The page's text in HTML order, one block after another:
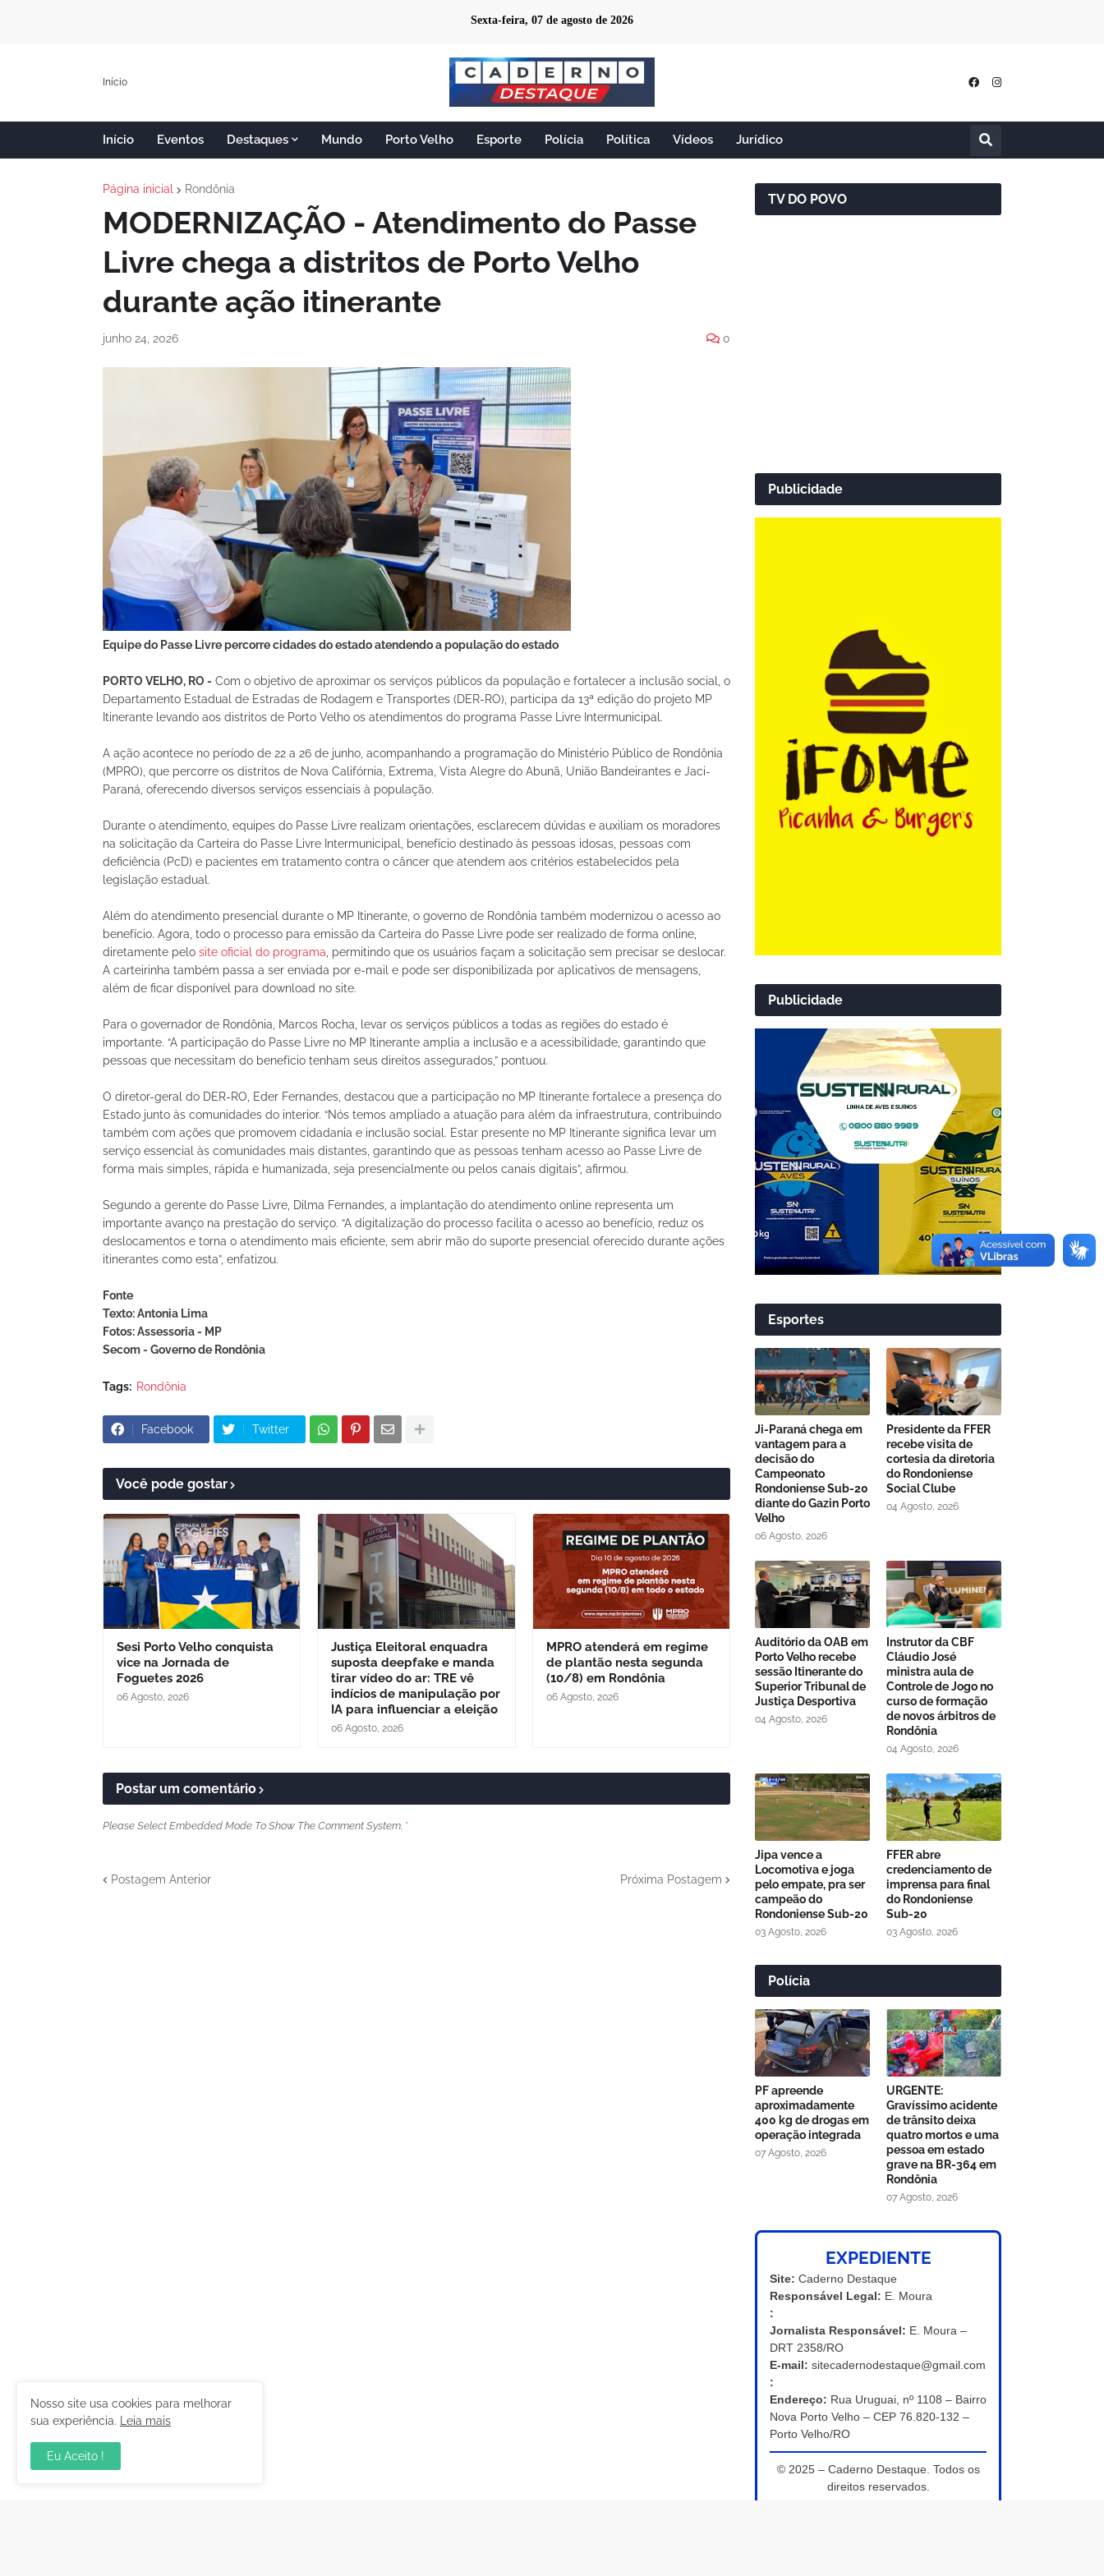
Sexta-feira, 07 de agosto de 2026
Início
Início Eventos Destaques Mundo Porto Velho Esporte Polícia Política Vídeos Jurídico
Página inicial Rondônia
MODERNIZAÇÃO - Atendimento do Passe
Livre chega a distritos de Porto Velho
durante ação itinerante
junho 24, 2026 0
Equipe do Passe Livre percorre cidades do estado atendendo a população do estado
PORTO VELHO, RO - Com o objetivo de aproximar os serviços públicos da população e fortalecer a inclusão social, o
Departamento Estadual de Estradas de Rodagem e Transportes (DER-RO), participa da 13ª edição do projeto MP
Itinerante levando aos distritos de Porto Velho os atendimentos do programa Passe Livre Intermunicipal.
A ação acontece no período de 22 a 26 de junho, acompanhando a programação do Ministério Público de Rondônia
(MPRO), que percorre os distritos de Nova Califórnia, Extrema, Vista Alegre do Abunã, União Bandeirantes e Jaci-
Paraná, oferecendo diversos serviços essenciais à população.
Durante o atendimento, equipes do Passe Livre realizam orientações, esclarecem dúvidas e auxiliam os moradores
na solicitação da Carteira do Passe Livre Intermunicipal, benefício destinado às pessoas idosas, pessoas com
deficiência (PcD) e pacientes em tratamento contra o câncer que atendem aos critérios estabelecidos pela
legislação estadual.
Além do atendimento presencial durante o MP Itinerante, o governo de Rondônia também modernizou o acesso ao
benefício. Agora, todo o processo para emissão da Carteira do Passe Livre pode ser realizado de forma online,
diretamente pelo site oficial do programa , permitindo que os usuários façam a solicitação sem precisar se deslocar.
A carteirinha também passa a ser enviada por e-mail e pode ser disponibilizada por aplicativos de mensagens,
além de ficar disponível para download no site.
Para o governador de Rondônia, Marcos Rocha, levar os serviços públicos a todas as regiões do estado é
importante. “A participação do Passe Livre no MP Itinerante amplia a inclusão e a acessibilidade, garantindo que
pessoas que necessitam do benefício tenham seus direitos assegurados,” pontuou.
O diretor-geral do DER-RO, Eder Fernandes, destacou que a participação no MP Itinerante fortalece a presença do
Estado junto às comunidades do interior. “Nós temos ampliado a atuação para além da infraestrutura, contribuindo
também com ações que promovem cidadania e inclusão social. Estar presente no MP Itinerante significa levar um
serviço essencial às comunidades mais distantes, garantindo que as pessoas tenham acesso ao Passe Livre de
forma mais simples, rápida e humanizada, seja presencialmente ou pelos canais digitais”, afirmou.
Segundo a gerente do Passe Livre, Dilma Fernandes, a implantação do atendimento online representa um
importante avanço na prestação do serviço. “A digitalização do processo facilita o acesso ao benefício, reduz os
deslocamentos e torna o atendimento mais eficiente, sem abrir mão do suporte presencial oferecido durante ações
itinerantes como esta”, enfatizou.
Fonte
Texto: Antonia Lima
Fotos: Assessoria - MP
Secom - Governo de Rondônia
Tags: Rondônia
Facebook Twitter
Você pode gostar
Sesi Porto Velho conquista
vice na Jornada de
Foguetes 2026
06 Agosto, 2026
Justiça Eleitoral enquadra
suposta deepfake e manda
tirar vídeo do ar: TRE vê
indícios de manipulação por
IA para influenciar a eleição
06 Agosto, 2026
MPRO atenderá em regime
de plantão nesta segunda
(10/8) em Rondônia
06 Agosto, 2026
Postar um comentário
Please Select Embedded Mode To Show The Comment System. *
Postagem Anterior Próxima Postagem
TV DO POVO
Publicidade
Publicidade
Esportes
Ji-Paraná chega em
vantagem para a
decisão do
Campeonato
Rondoniense Sub-20
diante do Gazin Porto
Velho
06 Agosto, 2026
Presidente da FFER
recebe visita de
cortesia da diretoria
do Rondoniense
Social Clube
04 Agosto, 2026
Auditório da OAB em
Porto Velho recebe
sessão Itinerante do
Superior Tribunal de
Justiça Desportiva
04 Agosto, 2026
Instrutor da CBF
Cláudio José
ministra aula de
Controle de Jogo no
curso de formação
de novos árbitros de
Rondônia
04 Agosto, 2026
Jipa vence a
Locomotiva e joga
pelo empate, pra ser
campeão do
Rondoniense Sub-20
03 Agosto, 2026
FFER abre
credenciamento de
imprensa para final
do Rondoniense
Sub-20
03 Agosto, 2026
Polícia
PF apreende
aproximadamente
400 kg de drogas em
operação integrada
07 Agosto, 2026
URGENTE:
Gravíssimo acidente
de trânsito deixa
quatro mortos e uma
pessoa em estado
grave na BR-364 em
Rondônia
07 Agosto, 2026
EXPEDIENTE
Site: Caderno Destaque
Responsável Legal: E. Moura
:
Jornalista Responsável: E. Moura –
DRT 2358/RO
E-mail: sitecadernodestaque@gmail.com
:
Endereço: Rua Uruguai, nº 1108 – Bairro
Nova Porto Velho – CEP 76.820-132 –
Porto Velho/RO
© 2025 – Caderno Destaque. Todos os
direitos reservados.
Nosso site usa cookies para melhorar
sua experiência.
Leia mais
Eu Aceito !